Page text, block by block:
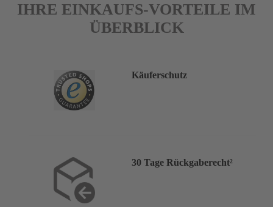
IHRE EINKAUFS-VORTEILE IM
ÜBERBLICK
Käuferschutz
30 Tage Rückgaberecht²